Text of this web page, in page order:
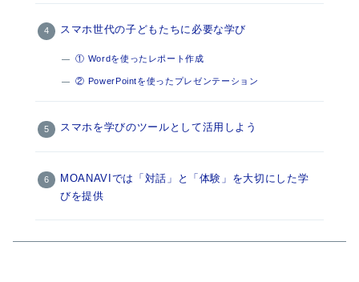
スマホ世代の子どもたちに必要な学び
① Wordを使ったレポート作成
② PowerPointを使ったプレゼンテーション
スマホを学びのツールとして活用しよう
MOANAVIでは「対話」と「体験」を大切にした学
びを提供